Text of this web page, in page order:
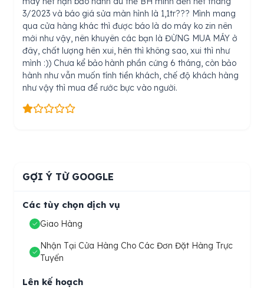
3/2023 và báo giá sửa màn hình là 1,1tr??? Mình mang
qua cửa hàng khác thì được báo là do máy ko zin nên
mới như vậy, nên khuyên các bạn là ĐỪNG MUA MÁY ở
đây, chất lượng hên xui, hên thì không sao, xui thì như
mình :)) Chưa kể bảo hành phần cứng 6 tháng, còn bảo
hành như vẫn muốn tính tiền khách, chế độ khách hàng
như vậy thì mua để rước bực vào người.
GỢI Ý TỪ GOOGLE
Các tùy chọn dịch vụ
Giao Hàng
Nhận Tại Cửa Hàng Cho Các Đơn Đặt Hàng Trực
Tuyến
Lên kế hoạch